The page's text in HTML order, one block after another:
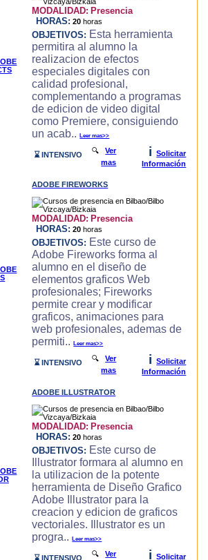
MODALIDAD: Presencia
HORAS: 20 horas
OBJETIVOS: Esta herramienta
permitira al alumno la
realizacion de efectos
especiales digitales con
calidad profesional,
complementando a programas
de edicion de video digital
como Premiere, consiguiendo
un acab..Leer mas>>
⌛ INTENSIVO 🔍Ver
mas
i
Solicitar
Información
ADOBE FIREWORKS
MODALIDAD: Presencia
HORAS: 20 horas
OBJETIVOS: Este curso de
Adobe Fireworks forma al
alumno en el diseño de
elementos graficos Web
profesionales; Fireworks
permite crear y modificar
graficos, animaciones para
web profesionales, ademas de
permiti..Leer mas>>
⌛ INTENSIVO 🔍Ver
mas
i
Solicitar
Información
ADOBE ILLUSTRATOR
MODALIDAD: Presencia
HORAS: 20 horas
OBJETIVOS: Este curso de
Illustrator formara al alumno en
la utilizacion de la potente
herramienta de Diseño Grafico
Adobe Illustrator para la
creacion y edicion de graficos
vectoriales. Illustrator es un
progra..Leer mas>>
⌛ INTENSIVO 🔍Ver
i
Solicitar